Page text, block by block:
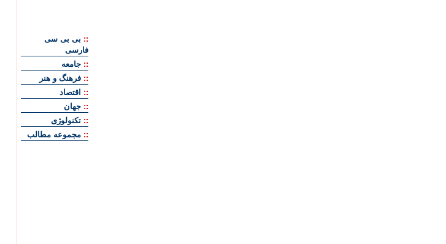
:: بی بی سی
فارسی
:: جامعه
:: فرهنگ و هنر
:: اقتصاد
:: جهان
:: تکنولوژی
:: مجموعه مطالب